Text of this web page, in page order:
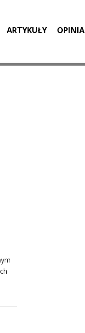
ARTYKUŁY OPINIA